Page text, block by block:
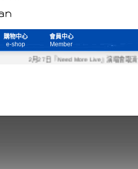
購物中心
e-shop
會員中心
Member
2月27日『Need More Live』演唱會取消公告